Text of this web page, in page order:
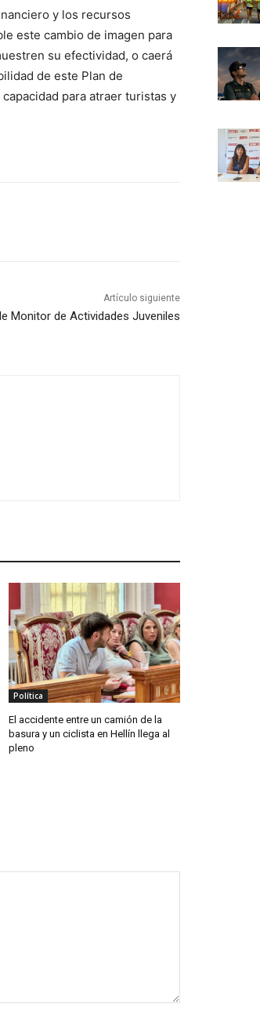
y los recursos
este cambio de imagen para
su efectividad, o caerá
de este Plan de
para atraer turistas y
Artículo siguiente
Monitor de Actividades Juveniles
Política
El accidente entre un camión de la
basura y un ciclista en Hellín llega al
pleno